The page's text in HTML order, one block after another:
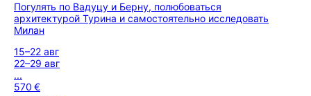
Погулять по Вадуцу и Берну, полюбоваться
архитектурой Турина и самостоятельно исследовать
Милан
15–22 авг
22–29 авг
...
570 €